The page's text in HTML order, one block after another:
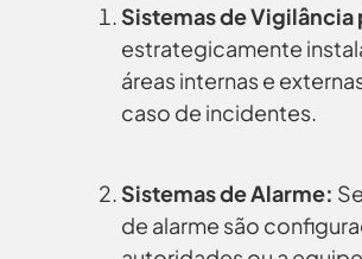
Sistemas de Vigilância
estrategicamente
áreas internas e
caso de incidentes.
Sistemas de Alarme:
de alarme são